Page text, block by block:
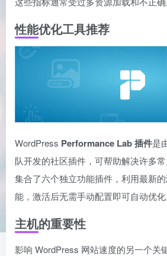
性能优化工具推荐
WordPress Performance Lab 插件是
队开发的社区插件，可帮助解决许多
集合了六个独立功能插件，利用最新
能，激活后无需手动配置即可自动优化
主机的重要性
影响 WordPress 网站速度的另一个关